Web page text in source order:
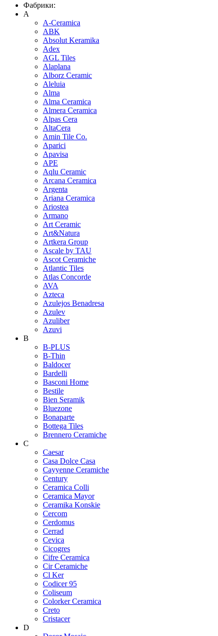
Фабрики:
A
A-Ceramica
ABK
Absolut Keramika
Adex
AGL Tiles
Alaplana
Alborz Ceramic
Aleluia
Alma
Alma Ceramica
Almera Ceramica
Alpas Cera
AltaCera
Amin Tile Co.
Aparici
Apavisa
APE
Aqlu Ceramic
Arcana Ceramica
Argenta
Ariana Ceramica
Ariostea
Armano
Art Ceramic
Art&Natura
Artkera Group
Ascale by TAU
Ascot Ceramiche
Atlantic Tiles
Atlas Concorde
AVA
Azteca
Azulejos Benadresa
Azulev
Azuliber
Azuvi
B
B-PLUS
B-Thin
Baldocer
Bardelli
Basconi Home
Bestile
Bien Seramik
Bluezone
Bonaparte
Bottega Tiles
Brennero Ceramiche
C
Caesar
Casa Dolce Casa
Cayyenne Ceramiche
Century
Ceramica Colli
Ceramica Mayor
Ceramika Konskie
Cercom
Cerdomus
Cerrad
Cevica
Cicogres
Cifre Ceramica
Cir Ceramiche
Cl Ker
Codicer 95
Coliseum
Colorker Ceramica
Creto
Cristacer
D